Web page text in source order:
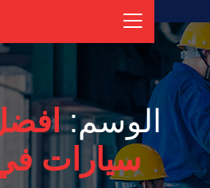
الوسم:
سيارات